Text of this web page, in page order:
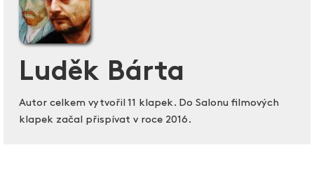
Luděk Bárta
Autor celkem vytvořil 11 klapek. Do Salonu filmových
klapek začal přispívat v roce 2016.